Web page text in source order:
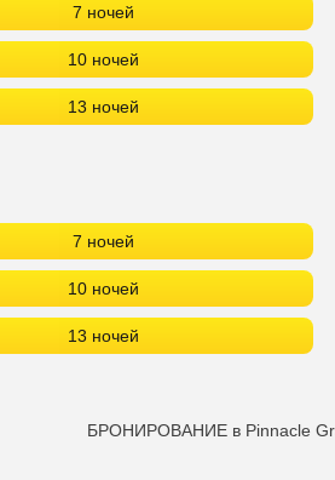
7 ночей
10 ночей
13 ночей
7 ночей
10 ночей
13 ночей
БРОНИРОВАНИЕ в Pinnacle